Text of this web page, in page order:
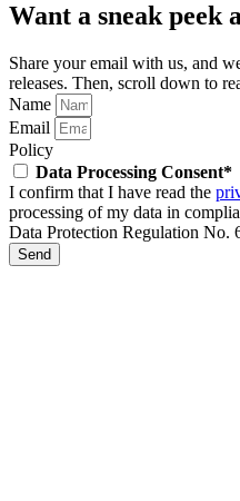
Want a sneak peek
Share your email with us, and
releases. Then, scroll down to
Name
Email
Policy
Data Processing Consent*
I confirm that I have read the
processing of my data in
Data Protection Regulation No.
Send